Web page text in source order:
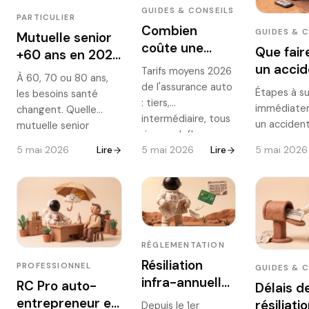
2026.
PARTICULIER
Mutuelle senior
+60 ans en 2026
: ce que les
contrats
remboursent
vraiment
À 60, 70 ou 80 ans,
les besoins santé
changent. Quelle
mutuelle senior
avec quels
réels sur l'optique, le
dentaire,
l'hospitalisation et les
médecines douces ?
5 mai 2026 Lire
GUIDES & CONSEILS
Combien
coûte une
assurance
auto en 2026 ?
Prix moyens
par profil et
par formule
Tarifs moyens 2026
de l'assurance auto
: tiers,
intermédiaire, tous
risques. Influence
de l'âge, du
et du bonus-malus.
Tableau
récapitulatif et
leviers concrets
pour réduire la
facture.
5 mai 2026 Lire
GUIDES &
Que
un
voiture
délais et
Étapes à
un
amiable,
l'assureur,
guide
rien rater.
5 mai 2026
PROFESSIONNEL
RC Pro auto-
entrepreneur en
RÉGLEMENTATION
Résiliation
infra-annuelle
de la mutuelle
Depuis le 1er
GUIDES &
Délais